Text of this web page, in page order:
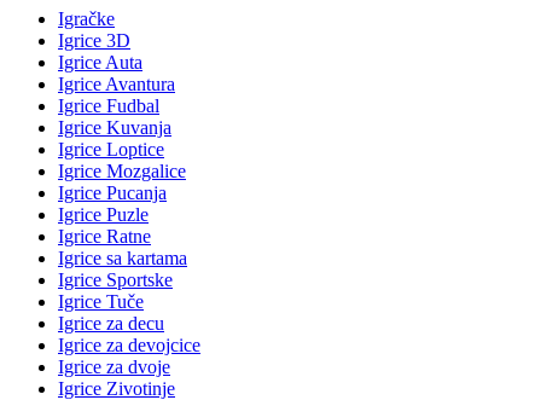
Igračke
Igrice 3D
Igrice Auta
Igrice Avantura
Igrice Fudbal
Igrice Kuvanja
Igrice Loptice
Igrice Mozgalice
Igrice Pucanja
Igrice Puzle
Igrice Ratne
Igrice sa kartama
Igrice Sportske
Igrice Tuče
Igrice za decu
Igrice za devojcice
Igrice za dvoje
Igrice Zivotinje